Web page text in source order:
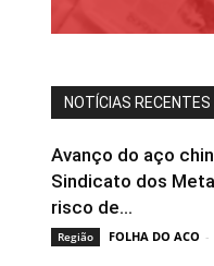
NOTÍCIAS RECENTES
Avanço do aço
Sindicato dos
risco de...
Região FOLHA DO ACO -